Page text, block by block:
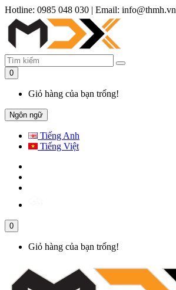
Hotline: 0985 048 030 | Email: info@thmh.vn
0
Giỏ hàng của bạn trống!
Ngôn ngữ
Tiếng Anh
Tiếng Việt
0
Giỏ hàng của bạn trống!